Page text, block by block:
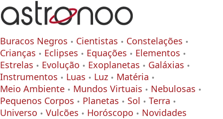
Buracos Negros Cientistas
Constelações
Crianças
Eclipses Equações
Elementos
Estrelas
Evolução Exoplanetas
Galáxias
Instrumentos
Luas Luz
Matéria
Meio Ambiente
Mundos Virtuais
Nebulosas
Pequenos Corpos
Planetas Sol
Terra
Universo
Vulcões Horóscopo Novidades